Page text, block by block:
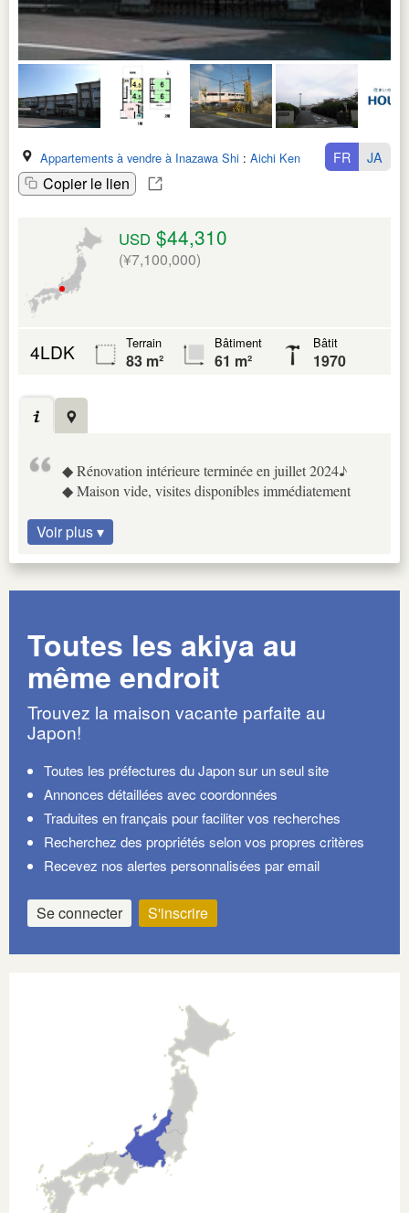
Appartements à vendre à Inazawa Shi : Aichi Ken
Copier le lien
FR JA
USD $44,310
(¥7,100,000)
4LDK Terrain
83 m²
Bâtiment
61 m²
Bâtit
1970
◆ Rénovation intérieure terminée en juillet 2024♪
◆ Maison vide, visites disponibles immédiatement
Voir plus ▾
Toutes les akiya au
même endroit
Trouvez la maison vacante parfaite au
Japon!
Toutes les préfectures du Japon sur un seul site
Annonces détaillées avec coordonnées
Traduites en français pour faciliter vos recherches
Recherchez des propriétés selon vos propres critères
Recevez nos alertes personnalisées par email
Se connecter S'inscrire